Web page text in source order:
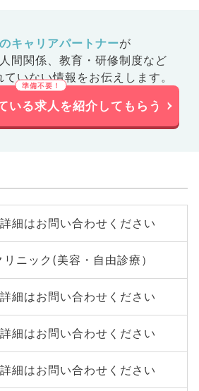
キャリアパートナーが
間関係、 教育・研修制度など
いない情報をお伝えします。
いる求人を紹介してもらう
細はお問い合わせください
リニック(美容・自由診療）
細はお問い合わせください
細はお問い合わせください
細はお問い合わせください